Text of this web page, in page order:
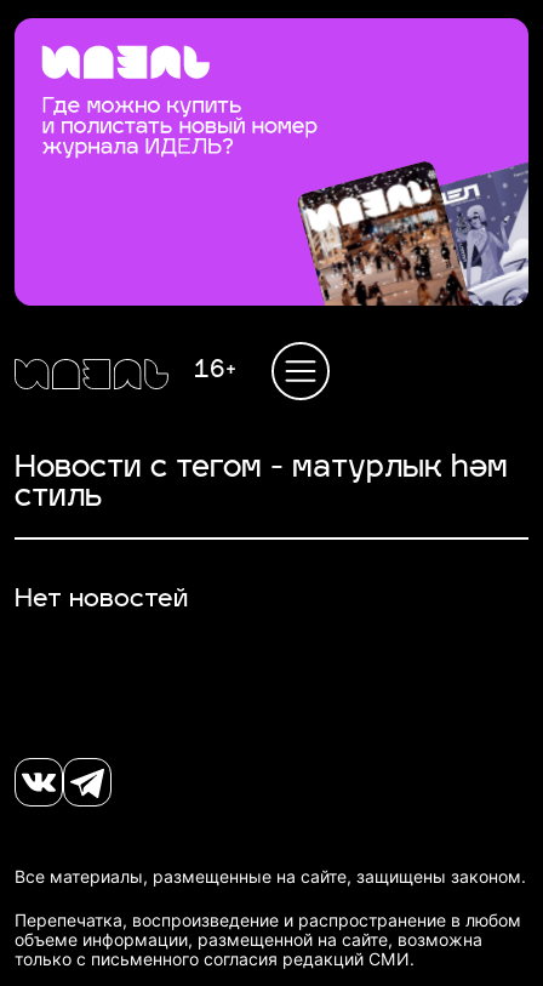
16+
Новости с тегом - матурлык һәм
стиль
Нет новостей
Все материалы, размещенные на сайте, защищены законом.
Перепечатка, воспроизведение и распространение в любом
объеме информации, размещенной на сайте, возможна
только с письменного согласия редакций СМИ.